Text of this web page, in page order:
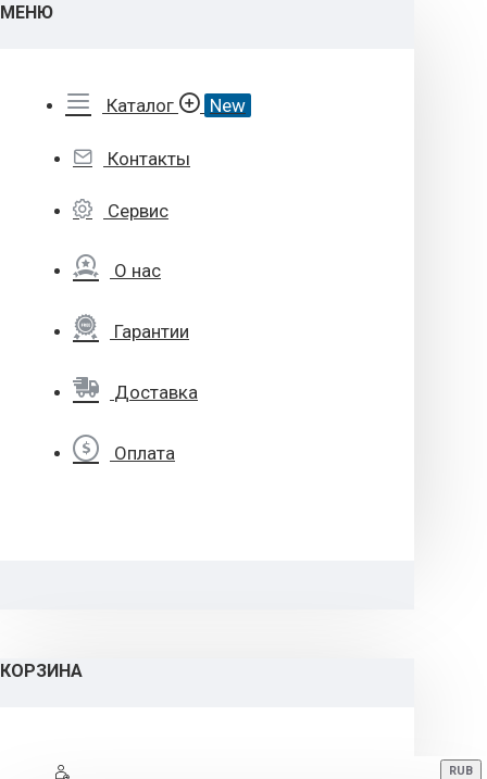
МЕНЮ
Каталог New
Контакты
Сервис
О нас
Гарантии
Доставка
Оплата
КОРЗИНА
RUB